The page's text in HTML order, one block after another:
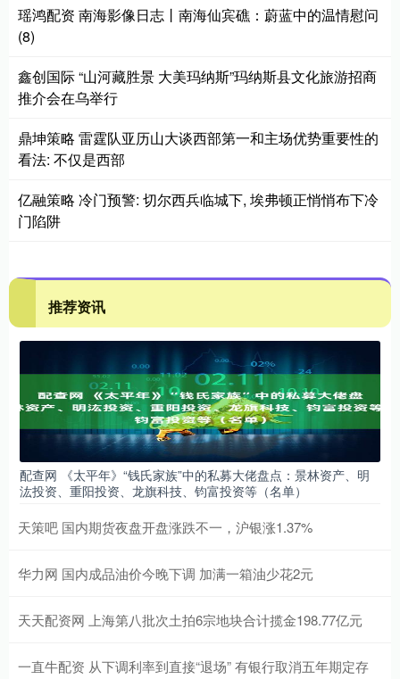
瑶鸿配资 南海影像日志丨南海仙宾礁：蔚蓝中的温情慰问
(8)
鑫创国际 “山河藏胜景 大美玛纳斯”玛纳斯县文化旅游招商
推介会在乌举行
鼎坤策略 雷霆队亚历山大谈西部第一和主场优势重要性的
看法: 不仅是西部
亿融策略 冷门预警: 切尔西兵临城下, 埃弗顿正悄悄布下冷
门陷阱
推荐资讯
配查网 《太平年》“钱氏家族”中的私募大佬盘点：景林资产、明
汯投资、重阳投资、龙旗科技、钧富投资等（名单）
天策吧 国内期货夜盘开盘涨跌不一，沪银涨1.37%
华力网 国内成品油价今晚下调 加满一箱油少花2元
天天配资网 上海第八批次土拍6宗地块合计揽金198.77亿元
一直牛配资 从下调利率到直接“退场” 有银行取消五年期定存